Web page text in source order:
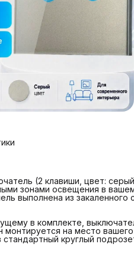
(2 клавиши, цвет:
зонами освещения в
выполнена из
в комплекте,
монтируется на место
круглый